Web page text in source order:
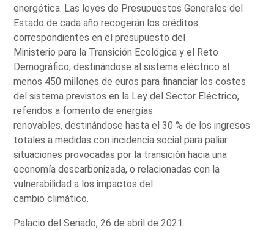
energética. Las leyes de Presupuestos Generales del
Estado de cada año recogerán los créditos
correspondientes en el presupuesto del
Ministerio para la Transición Ecológica y el Reto
Demográfico, destinándose al sistema eléctrico al
menos 450 millones de euros para financiar los costes
del sistema previstos en la Ley del Sector Eléctrico,
referidos a fomento de energías
renovables, destinándose hasta el 30 % de los ingresos
totales a medidas con incidencia social para paliar
situaciones provocadas por la transición hacia una
economía descarbonizada, o relacionadas con la
vulnerabilidad a los impactos del
cambio climático.
Palacio del Senado, 26 de abril de 2021.